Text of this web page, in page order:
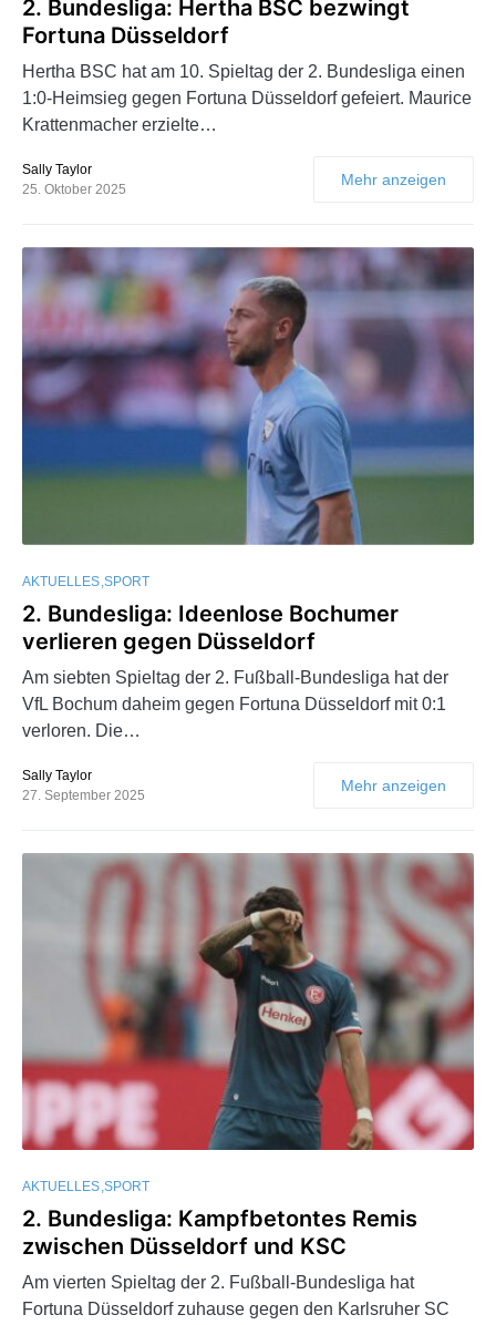
2. Bundesliga: Hertha BSC bezwingt
Fortuna Düsseldorf
Hertha BSC hat am 10. Spieltag der 2. Bundesliga einen
1:0-Heimsieg gegen Fortuna Düsseldorf gefeiert. Maurice
Krattenmacher erzielte…
Sally Taylor
25. Oktober 2025
Mehr anzeigen
AKTUELLES SPORT
2. Bundesliga: Ideenlose Bochumer
verlieren gegen Düsseldorf
Am siebten Spieltag der 2. Fußball-Bundesliga hat der
VfL Bochum daheim gegen Fortuna Düsseldorf mit 0:1
verloren. Die…
Sally Taylor
27. September 2025
Mehr anzeigen
AKTUELLES SPORT
2. Bundesliga: Kampfbetontes Remis
zwischen Düsseldorf und KSC
Am vierten Spieltag der 2. Fußball-Bundesliga hat
Fortuna Düsseldorf zuhause gegen den Karlsruher SC